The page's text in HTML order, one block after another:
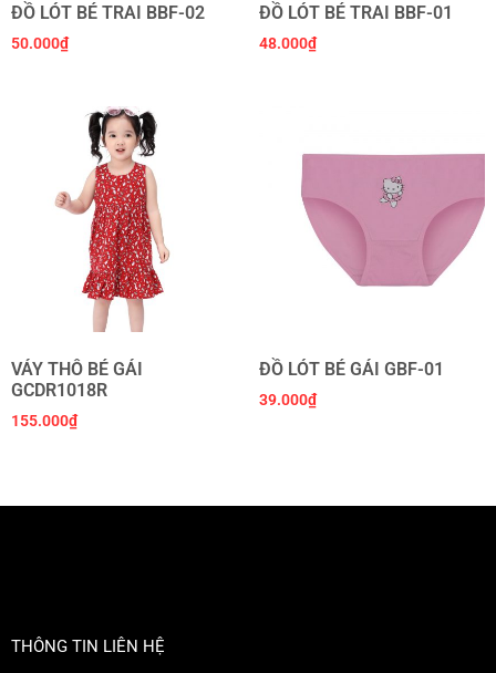
ĐỒ LÓT BÉ TRAI BBF-02
50.000₫
ĐỒ LÓT BÉ TRAI BBF-01
48.000₫
VÁY THÔ BÉ GÁI
GCDR1018R
155.000₫
ĐỒ LÓT BÉ GÁI GBF-01
39.000₫
THÔNG TIN LIÊN HỆ